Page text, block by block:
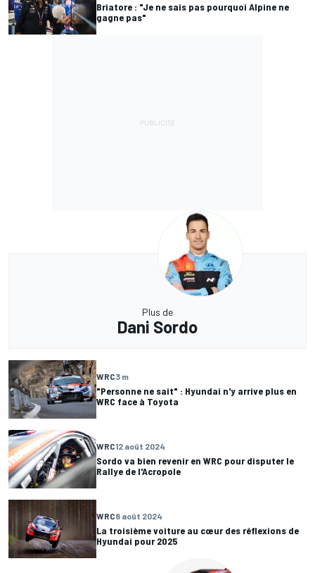
Briatore : "Je ne sais pas pourquoi Alpine ne
gagne pas"
Plus de
Dani Sordo
WRC3 m
"Personne ne sait" : Hyundai n'y arrive plus en
WRC face à Toyota
WRC12 août 2024
Sordo va bien revenir en WRC pour disputer le
Rallye de l'Acropole
WRC8 août 2024
La troisième voiture au cœur des réflexions de
Hyundai pour 2025